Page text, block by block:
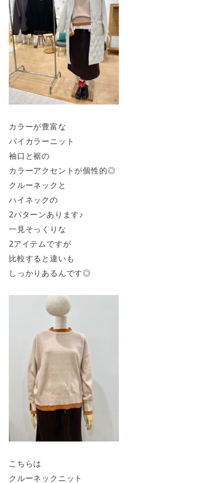
カラーが豊富な
バイカラーニット
袖口と裾の
カラーアクセントが個性的◎
クルーネックと
ハイネックの
2パターンあります♪
一見そっくりな
2アイテムですが
比較すると違いも
しっかりあるんです◎
こちらは
クルーネックニット